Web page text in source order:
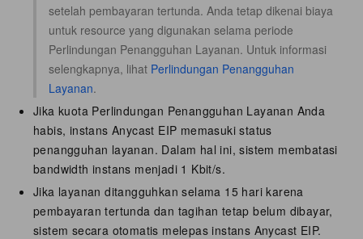
setelah pembayaran tertunda. Anda tetap dikenai biaya
untuk resource yang digunakan selama periode
Perlindungan Penangguhan Layanan. Untuk informasi
selengkapnya, lihat Perlindungan Penangguhan
Layanan.
Jika kuota Perlindungan Penangguhan Layanan Anda
habis, instans Anycast EIP memasuki status
penangguhan layanan. Dalam hal ini, sistem membatasi
bandwidth instans menjadi 1 Kbit/s.
Jika layanan ditangguhkan selama 15 hari karena
pembayaran tertunda dan tagihan tetap belum dibayar,
sistem secara otomatis melepas instans Anycast EIP.